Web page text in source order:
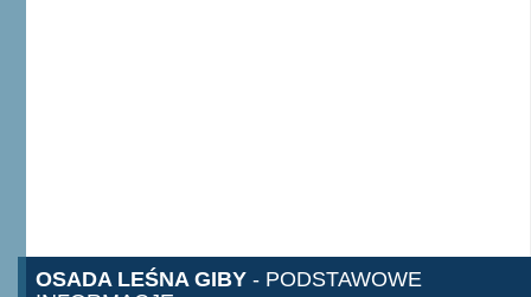
OSADA LEŚNA GIBY - PODSTAWOWE